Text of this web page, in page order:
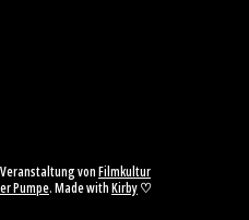
vonFilmkultur
Pumpe. Made withKirby♡